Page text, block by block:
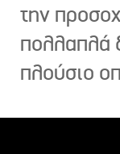
την
πολλαπλά
πλούσιο